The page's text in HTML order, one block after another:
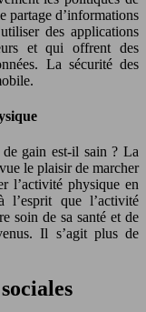
partage d’informations
des applications
et qui offrent des
La sécurité des
gain est-il sain ? La
le plaisir de marcher
l’activité physique en
que l’activité
soin de sa santé et de
Il s’agit plus de